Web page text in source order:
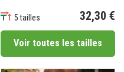
5 tailles 32,30 €
Voir toutes les tailles